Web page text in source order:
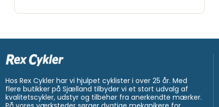
Hos Rex Cykler har vi hjulpet cyklister i over 25 år. Med
flere butikker på Sjælland tilbyder vi et stort udvalg af
kvalitetscykler, udstyr og tilbehør fra anerkendte mærker.